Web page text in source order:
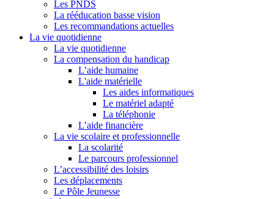
Les PNDS
La rééducation basse vision
Les recommandations actuelles
La vie quotidienne
La vie quotidienne
La compensation du handicap
L’aide humaine
L'aide matérielle
Les aides informatiques
Le matériel adapté
La téléphonie
L’aide financière
La vie scolaire et professionnelle
La scolarité
Le parcours professionnel
L’accessibilité des loisirs
Les déplacements
Le Pôle Jeunesse